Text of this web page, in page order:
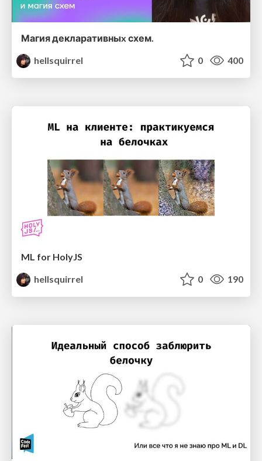
Магия декларативныx схем.
hellsquirrel
0 400
ML for HolyJS
hellsquirrel
0 190